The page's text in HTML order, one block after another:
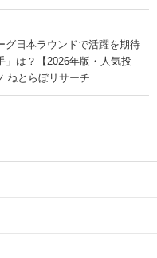
グ日本ラウンドで活躍を期待
」は？【2026年版・人気投
ねとらぼリサーチ